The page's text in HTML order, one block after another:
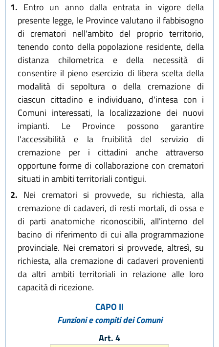
1. Entro un anno dalla entrata in vigore della
presente legge, le Province valutano il fabbisogno
di crematori nell'ambito del proprio territorio,
tenendo conto della popolazione residente, della
distanza chilometrica e della necessità di
consentire il pieno esercizio di libera scelta della
modalità di sepoltura o della cremazione di
ciascun cittadino e individuano, d'intesa con i
Comuni interessati, la localizzazione dei nuovi
impianti. Le Province possono garantire
l'accessibilità e la fruibilità del servizio di
cremazione per i cittadini anche attraverso
opportune forme di collaborazione con crematori
situati in ambiti territoriali contigui.
2. Nei crematori si provvede, su richiesta, alla
cremazione di cadaveri, di resti mortali, di ossa e
di parti anatomiche riconoscibili, all'interno del
bacino di riferimento di cui alla programmazione
provinciale. Nei crematori si provvede, altresì, su
richiesta, alla cremazione di cadaveri provenienti
da altri ambiti territoriali in relazione alle loro
capacità di ricezione.
CAPO II
Funzioni e compiti dei Comuni
Art. 4